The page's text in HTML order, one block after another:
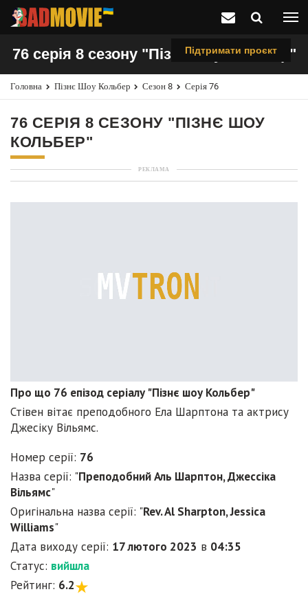
Підтримати проєкт
76 серія 8 сезону "Пізнє шоу Кольбер"
Головна Пізнє Шоу Кольбер Сезон 8 Серія 76
76 СЕРІЯ 8 СЕЗОНУ "ПІЗНЄ ШОУ
КОЛЬБЕР"
РЕКЛАМА
Про що 76 епізод серіалу "Пізнє шоу Кольбер"
Стівен вітає преподобного Ела Шарптона та актрису
Джесіку Вільямс.
Номер серії: 76
Назва серії: "Преподобний Аль Шарптон, Джессіка
Вільямс"
Оригінальна назва серії: "Rev. Al Sharpton, Jessica
Williams"
Дата виходу серії: 17 лютого 2023 в 04:35
Статус: вийшла
Рейтинг: 6.2